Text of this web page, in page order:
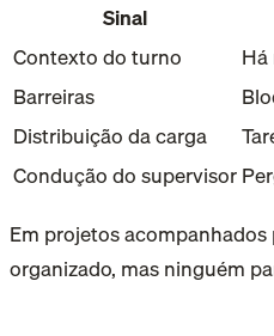
Sinal
Contexto do turno
Barreiras
Distribuição da carga
Condução do supervisor
Em projetos
organizado, mas ninguém